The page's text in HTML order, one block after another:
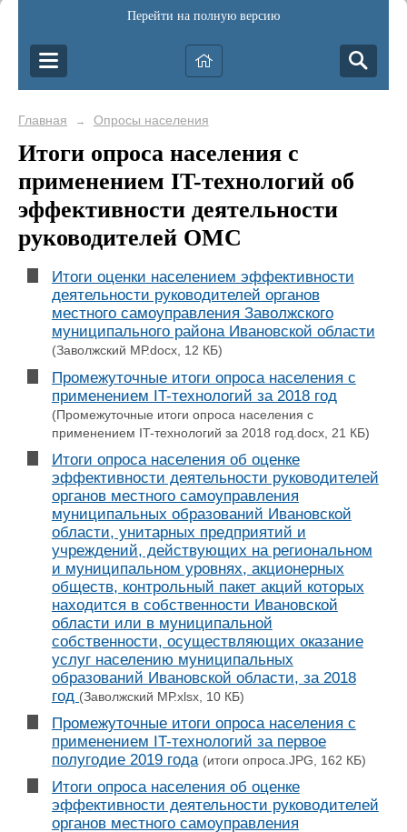
Перейти на полную версию
Главная → Опросы населения
Итоги опроса населения с
применением IT-технологий об
эффективности деятельности
руководителей ОМС
Итоги оценки населением эффективности
деятельности руководителей органов
местного самоуправления Заволжского
муниципального района Ивановской области
(Заволжский МР.docx, 12 КБ)
Промежуточные итоги опроса населения с
применением IT-технологий за 2018 год
(Промежуточные итоги опроса населения с
применением IT-технологий за 2018 год.docx, 21 КБ)
Итоги опроса населения об оценке
эффективности деятельности руководителей
органов местного самоуправления
муниципальных образований Ивановской
области, унитарных предприятий и
учреждений, действующих на региональном
и муниципальном уровнях, акционерных
обществ, контрольный пакет акций которых
находится в собственности Ивановской
области или в муниципальной
собственности, осуществляющих оказание
услуг населению муниципальных
образований Ивановской области, за 2018
год (Заволжский МР.xlsx, 10 КБ)
Промежуточные итоги опроса населения с
применением IT-технологий за первое
полугодие 2019 года (итоги опроса.JPG, 162 КБ)
Итоги опроса населения об оценке
эффективности деятельности руководителей
органов местного самоуправления